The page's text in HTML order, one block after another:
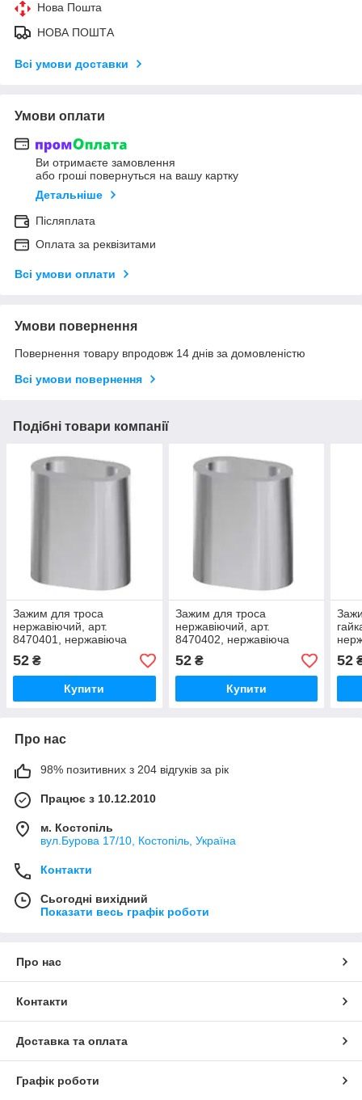
Нова Пошта
НОВА ПОШТА
Всі умови доставки
Умови оплати
Ви отримаєте замовлення
або гроші повернуться на вашу картку
Детальніше
Післяплата
Оплата за реквізитами
Всі умови оплати
Умови повернення
Повернення товару впродовж 14 днів за домовленістю
Всі умови повернення
Подібні товари компанії
Зажим для троса
нержавіючий, арт.
8470401, нержавіюча
52 ₴
Купити
Зажим для троса
нержавіючий, арт.
8470402, нержавіюча
52₴
Купити
52
Про нас
98% позитивних з 204 відгуків за рік
Працює з 10.12.2010
м. Костопіль
вул.Бурова 17/10, Костопіль, Україна
Контакти
Сьогодні вихідний
Показати весь графік роботи
Про нас
Контакти
Доставка та оплата
Графік роботи